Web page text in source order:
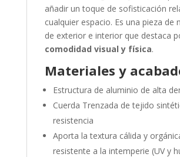
añadir un toque de sofisticación
cualquier espacio. Es una pieza de
de exterior e interior que destaca
comodidad visual y física.
Materiales y
Estructura de aluminio de alta
Cuerda Trenzada de tejido
resistencia
Aporta la textura cálida y
resistente a la intemperie (UV y